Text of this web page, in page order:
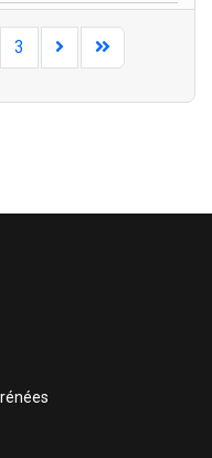
de la pagination
3